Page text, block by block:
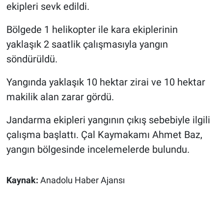
ekipleri sevk edildi.
Bölgede 1 helikopter ile kara ekiplerinin
yaklaşık 2 saatlik çalışmasıyla yangın
söndürüldü.
Yangında yaklaşık 10 hektar zirai ve 10 hektar
makilik alan zarar gördü.
Jandarma ekipleri yangının çıkış sebebiyle ilgili
çalışma başlattı. Çal Kaymakamı Ahmet Baz,
yangın bölgesinde incelemelerde bulundu.
Kaynak: Anadolu Haber Ajansı